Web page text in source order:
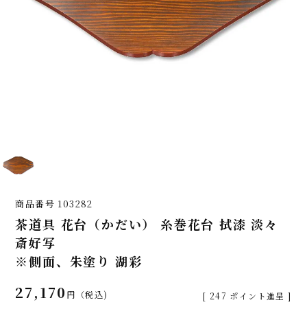
商品番号 103282
茶道具 花台（かだい） 糸巻花台 拭漆 淡々
斎好写
※側面、朱塗り 湖彩
27,170 税込 [ 247 ポイント進呈 ]